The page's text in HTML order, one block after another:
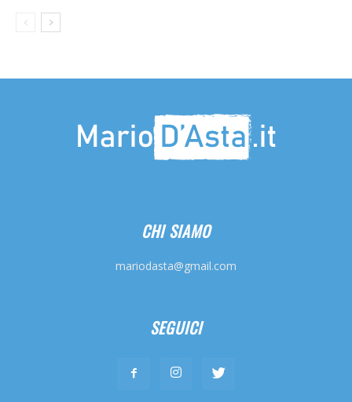
CHI SIAMO
mariodasta@gmail.com
SEGUICI